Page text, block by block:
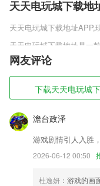
天天电玩城下载地
天天电玩城下载地址APP,
天天电玩城下载地址是一
夺宝将会盛世的开启，使
江湖将会变得更加的热闹
挑战方式能够培养彼此之
的规矩缔造一段只属于你
天天电玩城下载地
1,快速转换；
3,趣味游戏设置
网友评论
下载天天电玩城
澹台政泽
游戏剧情引人入胜
2026-06-12 00:50
杜逸妍 ：游戏的画